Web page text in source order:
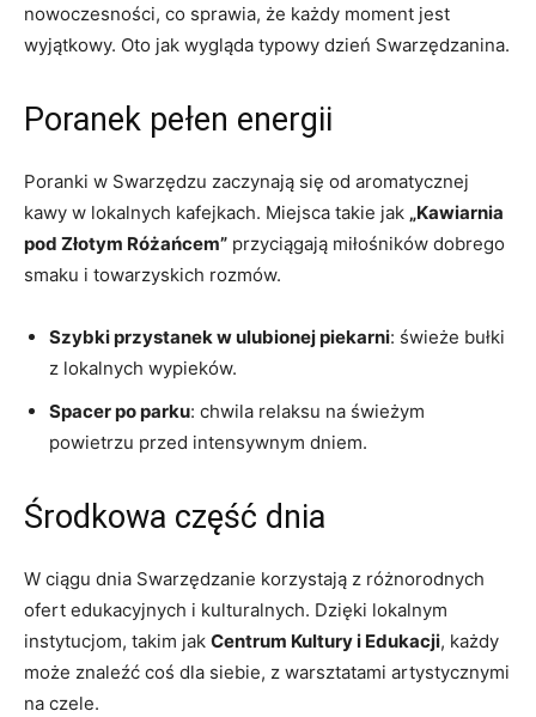
nowoczesności, co sprawia, że każdy moment jest
wyjątkowy. Oto jak wygląda typowy dzień Swarzędzanina.
Poranek pełen energii
Poranki w Swarzędzu zaczynają się od aromatycznej
kawy w lokalnych kafejkach. Miejsca takie jak „Kawiarnia
pod Złotym Różańcem” przyciągają miłośników dobrego
smaku i towarzyskich rozmów.
Szybki przystanek w ulubionej piekarni: świeże bułki
z lokalnych wypieków.
Spacer po parku: chwila relaksu na świeżym
powietrzu przed intensywnym dniem.
Środkowa część dnia
W ciągu dnia Swarzędzanie korzystają z różnorodnych
ofert edukacyjnych i kulturalnych. Dzięki lokalnym
instytucjom, takim jak Centrum Kultury i Edukacji, każdy
może znaleźć coś dla siebie, z warsztatami artystycznymi
na czele.